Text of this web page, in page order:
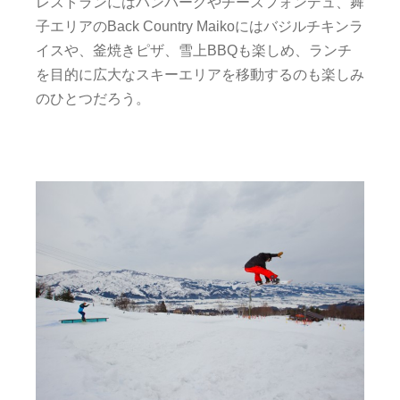
子エリアのBack Country Maikoにはバジルチキンラ
イスや、釜焼きピザ、雪上BBQも楽しめ、ランチ
を目的に広大なスキーエリアを移動するのも楽しみ
のひとつだろう。